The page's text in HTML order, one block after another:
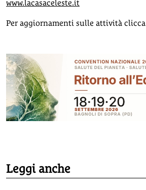
www.lacasaceleste.it
Per aggiornamenti sulle attività clicca
Leggi anche